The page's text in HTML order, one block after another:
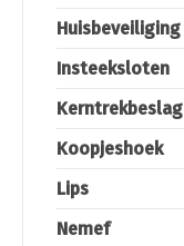
Huisbeveiliging
Insteeksloten
Kerntrekbeslag
Koopjeshoek
Lips
Nemef